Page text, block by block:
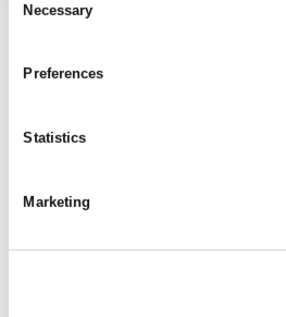
Selection
Necessary
Preferences
Statistics
Marketing